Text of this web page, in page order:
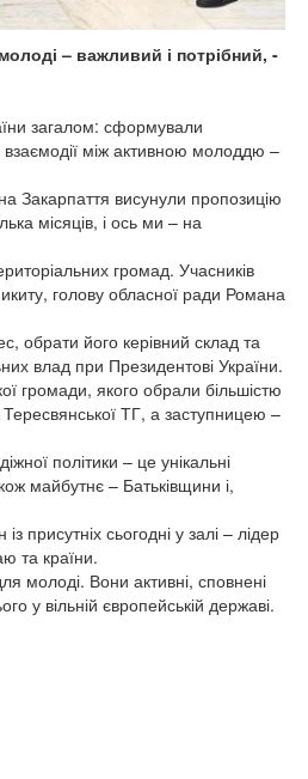
– важливий і потрібний, -
загалом: сформували
взаємодії між активною молоддю –
Закарпаття висунули пропозицію
місяців, і ось ми – на
громад. Учасників
голову обласної ради Романа
обрати його керівний склад та
влад при Президентові України.
громади, якого обрали більшістю
ТГ, а заступницею –
політики – це унікальні
майбутнє – Батьківщини і,
присутніх сьогодні у залі – лідер
та країни.
молоді. Вони активні, сповнені
у вільній європейській державі.